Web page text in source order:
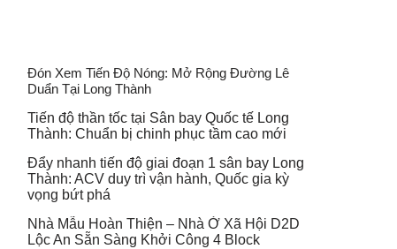
Đón Xem Tiến Độ Nóng: Mở Rộng Đường Lê
Duẩn Tại Long Thành
Tiến độ thần tốc tại Sân bay Quốc tế Long
Thành: Chuẩn bị chinh phục tầm cao mới
Đẩy nhanh tiến độ giai đoạn 1 sân bay Long
Thành: ACV duy trì vận hành, Quốc gia kỳ
vọng bứt phá
Nhà Mẫu Hoàn Thiện – Nhà Ở Xã Hội D2D
Lộc An Sẵn Sàng Khởi Công 4 Block